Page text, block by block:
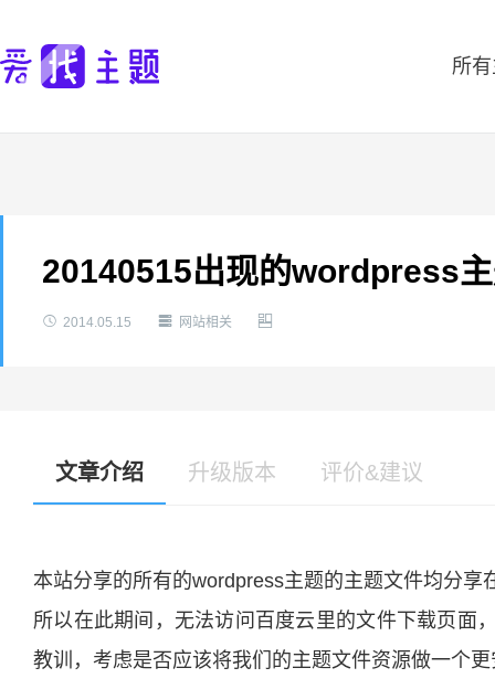
所
20140515出现的wordpress
 2014.05.15  网站相关 
文章介绍 升级版本 评价&建议
本站分享的所有的wordpress主题的主题文件均分
所以在此期间，无法访问百度云里的文件下载页面
教训，考虑是否应该将我们的主题文件资源做一个